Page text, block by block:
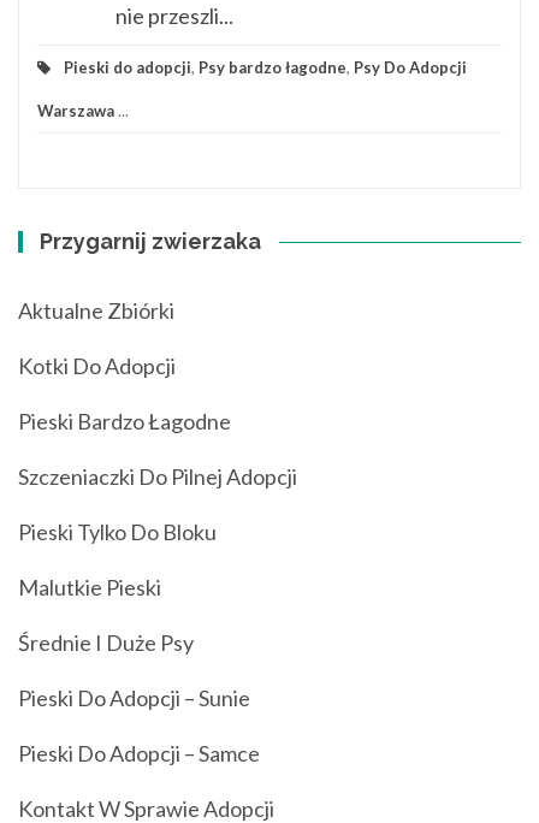
nie przeszli...
Pieski do adopcji, Psy bardzo łagodne, Psy Do Adopcji
Warszawa...
Przygarnij zwierzaka
Aktualne Zbiórki
Kotki Do Adopcji
Pieski Bardzo Łagodne
Szczeniaczki Do Pilnej Adopcji
Pieski Tylko Do Bloku
Malutkie Pieski
Średnie I Duże Psy
Pieski Do Adopcji – Sunie
Pieski Do Adopcji – Samce
Kontakt W Sprawie Adopcji